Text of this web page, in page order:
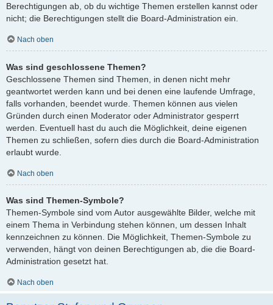
Berechtigungen ab, ob du wichtige Themen erstellen kannst oder
nicht; die Berechtigungen stellt die Board-Administration ein.
Nach oben
Was sind geschlossene Themen?
Geschlossene Themen sind Themen, in denen nicht mehr
geantwortet werden kann und bei denen eine laufende Umfrage,
falls vorhanden, beendet wurde. Themen können aus vielen
Gründen durch einen Moderator oder Administrator gesperrt
werden. Eventuell hast du auch die Möglichkeit, deine eigenen
Themen zu schließen, sofern dies durch die Board-Administration
erlaubt wurde.
Nach oben
Was sind Themen-Symbole?
Themen-Symbole sind vom Autor ausgewählte Bilder, welche mit
einem Thema in Verbindung stehen können, um dessen Inhalt
kennzeichnen zu können. Die Möglichkeit, Themen-Symbole zu
verwenden, hängt von deinen Berechtigungen ab, die die Board-
Administration gesetzt hat.
Nach oben